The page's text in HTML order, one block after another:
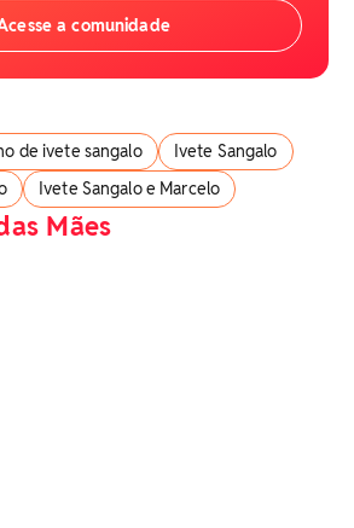
a comunidade
de ivete sangalo
Ivete Sangalo
Ivete Sangalo e Marcelo
Mães